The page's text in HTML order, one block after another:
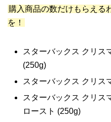
購入商品の数だけもらえる
を！
スターバックス クリス
(250g)
スターバックス クリス
スターバックス クリス
ロースト (250g)